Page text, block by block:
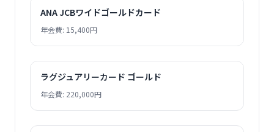
ANA JCBワイドゴールドカード
年会費: 15,400円
ラグジュアリーカード ゴールド
年会費: 220,000円